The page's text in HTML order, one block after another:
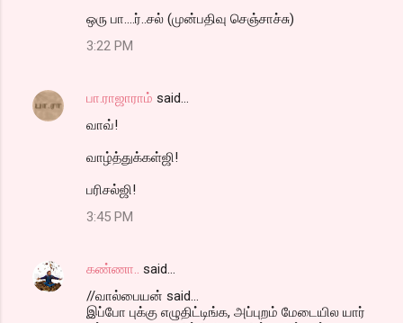
ஒரு பா....ர்..சல் (முன்பதிவு செஞ்சாச்சு)
3:22 PM
பா.ராஜாராம் said…
வாவ்!
வாழ்த்துக்கள்ஜி!
பரிசல்ஜி!
3:45 PM
கண்ணா..
said…
//வால்பையன் said...
இப்போ புக்கு எழுதிட்டிங்க, அப்புறம் மேடையில யார்